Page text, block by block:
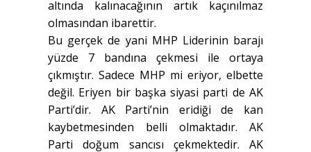
altında kalınacağının artık kaçınılmaz
olmasından ibarettir.
Bu gerçek de yani MHP Liderinin barajı
yüzde 7 bandına çekmesi ile ortaya
çıkmıştır. Sadece MHP mi eriyor, elbette
değil. Eriyen bir başka siyasi parti de AK
Parti’dir. AK Parti’nin eridiği de kan
kaybetmesinden belli olmaktadır. AK
Parti doğum sancısı çekmektedir. AK